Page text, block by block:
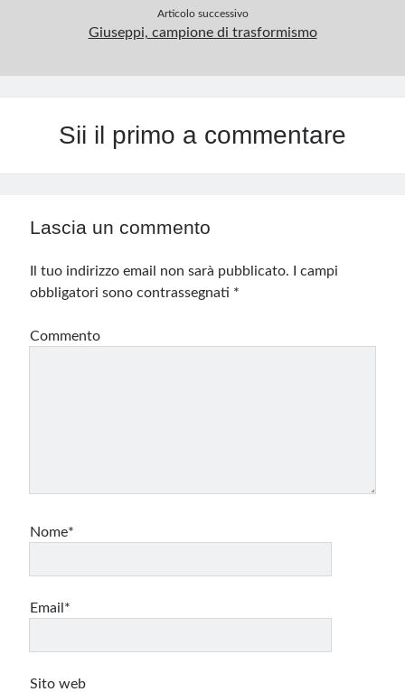
Articolo successivo
Giuseppi, campione di trasformismo
Sii il primo a commentare
Lascia un commento
Il tuo indirizzo email non sarà pubblicato.
I campi
obbligatori sono contrassegnati *
Commento
Nome*
Email*
Sito web